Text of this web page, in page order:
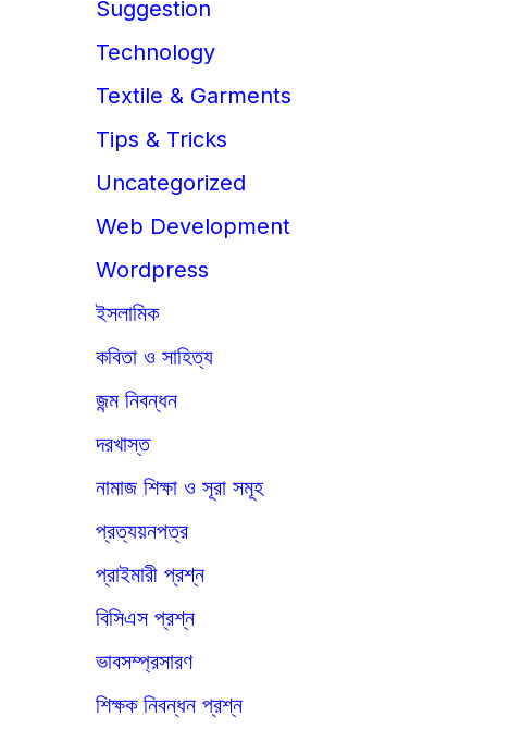
Suggestion
Technology
Textile & Garments
Tips & Tricks
Uncategorized
Web Development
Wordpress
ইসলামিক
কবিতা ও সাহিত্য
জন্ম নিবন্ধন
দরখাস্ত
নামাজ শিক্ষা ও সূরা সমূহ
প্রত্যয়নপত্র
প্রাইমারী প্রশ্ন
বিসিএস প্রশ্ন
ভাবসম্প্রসারণ
শিক্ষক নিবন্ধন প্রশ্ন